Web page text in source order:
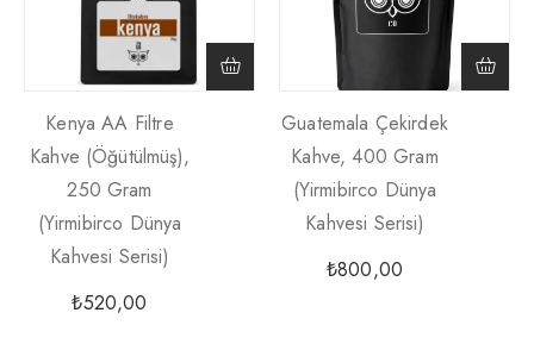
Kenya AA Filtre
Kahve (Öğütülmüş),
250 Gram
(Yirmibirco Dünya
Kahvesi Serisi)
₺520,00
Guatemala Çekirdek
Kahve, 400 Gram
(Yirmibirco Dünya
Kahvesi Serisi)
₺800,00